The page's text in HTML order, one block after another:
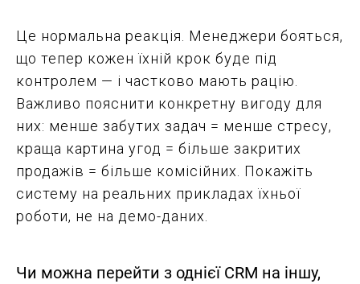
Це нормальна реакція. Менеджери бояться,
що тепер кожен їхній крок буде під
контролем — і частково мають рацію.
Важливо пояснити конкретну вигоду для
них: менше забутих задач = менше стресу,
краща картина угод = більше закритих
продажів = більше комісійних. Покажіть
систему на реальних прикладах їхньої
роботи, не на демо-даних.
Чи можна перейти з однієї CRM на іншу,